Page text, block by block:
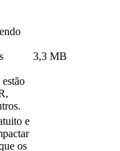
3,3 MB
e
os